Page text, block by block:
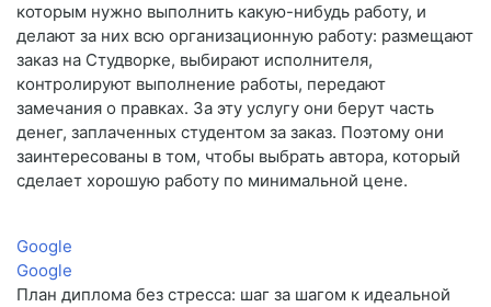
которым нужно выполнить какую-нибудь работу, и
делают за них всю организационную работу: размещают
заказ на Студворке, выбирают исполнителя,
контролируют выполнение работы, передают
замечания о правках. За эту услугу они берут часть
денег, заплаченных студентом за заказ. Поэтому они
заинтересованы в том, чтобы выбрать автора, который
сделает хорошую работу по минимальной цене.
Google
Google
План диплома без стресса: шаг за шагом к идеальной